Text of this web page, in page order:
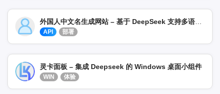
API 部署
灵卡面板 – 集成 Deepseek 的 Windows 桌面小组件
WIN 体验